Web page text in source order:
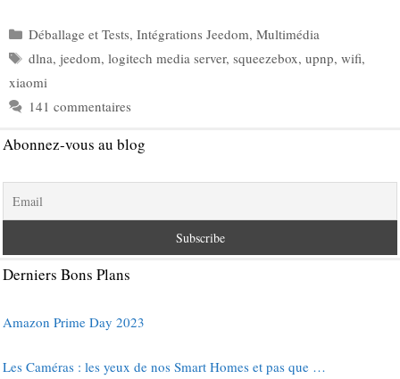
Catégories
Déballage et Tests, Intégrations Jeedom, Multimédia
Étiquettes
dlna, jeedom, logitech media server, squeezebox, upnp, wifi,
xiaomi
141 commentaires
Abonnez-vous au blog
Derniers Bons Plans
Amazon Prime Day 2023
Les Caméras : les yeux de nos Smart Homes et pas que …